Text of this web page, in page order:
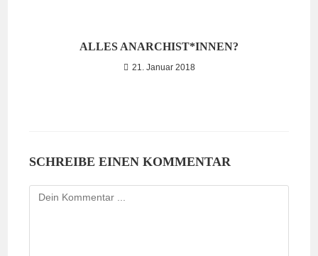
ALLES ANARCHIST*INNEN?
21. Januar 2018
SCHREIBE EINEN KOMMENTAR
Kommentieren